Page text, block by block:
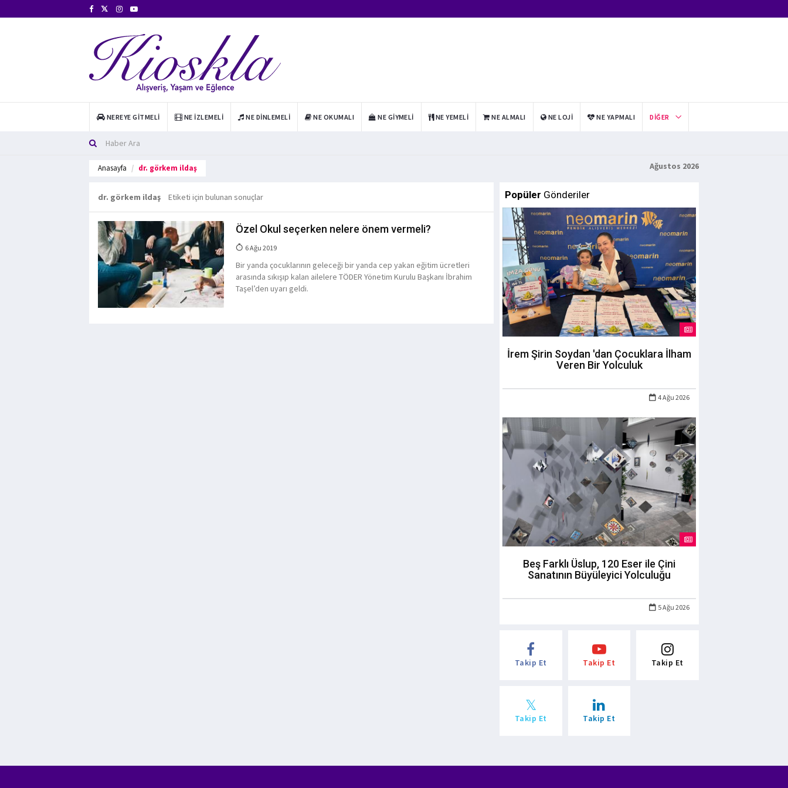
NEREYE GITMELI NE İZLEMELI NE DINLEMELI NE OKUMALI NE GIYMELI NE YEMELI NE ALMALI NE LOJI NE YAPMALI DIĞER
Anasayfa dr. görkem ildaş Ağustos 2026
dr. görkem ildaş Etiketi için bulunan sonuçlar
Özel Okul seçerken nelere önem vermeli?
6 Ağu 2019
Bir yanda çocuklarının geleceği bir yanda cep yakan eğitim ücretleri
arasında sıkışıp kalan ailelere TÖDER Yönetim Kurulu Başkanı İbrahim
Taşel’den uyarı geldi.
Popüler Gönderiler
İrem Şirin Soydan 'dan Çocuklara İlham
Veren Bir Yolculuk
4 Ağu 2026
Beş Farklı Üslup, 120 Eser ile Çini
Sanatının Büyüleyici Yolculuğu
5 Ağu 2026
Takip Et Takip Et Takip Et
Takip Et Takip Et